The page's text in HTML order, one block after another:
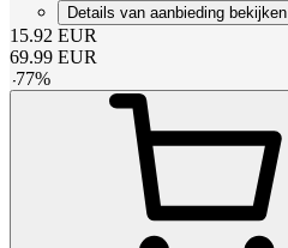
Details van aanbieding bekijken
15.92 EUR
69.99 EUR
-77%